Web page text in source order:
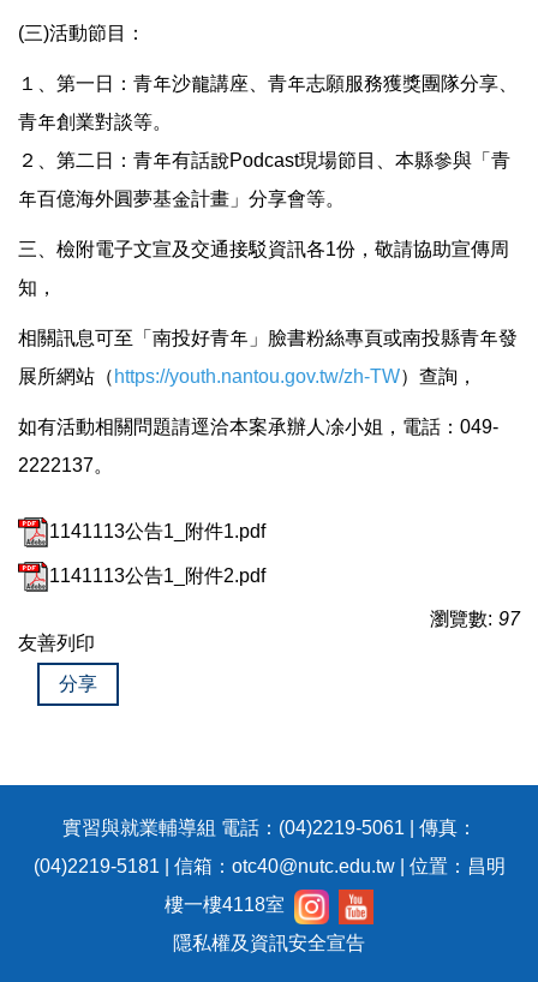
(三)活動節目：
１、第一日：青年沙龍講座、青年志願服務獲獎團隊分享、
青年創業對談等。
２、第二日：青年有話說Podcast現場節目、本縣參與「青
年百億海外圓夢基金計畫」分享會等。
三、檢附電子文宣及交通接駁資訊各1份，敬請協助宣傳周
知，
相關訊息可至「南投好青年」臉書粉絲專頁或南投縣青年發
展所網站（ https://youth.nantou.gov.tw/zh-TW）查詢，
如有活動相關問題請逕洽本案承辦人凃小姐，電話：049-
2222137。
1141113公告1_附件1.pdf
1141113公告1_附件2.pdf
瀏覽數: 97
友善列印
分享
實習與就業輔導組 電話：(04)2219-5061 | 傳真：
(04)2219-5181 | 信箱：otc40@nutc.edu.tw | 位置：昌明
樓一樓4118室
隱私權及資訊安全宣告